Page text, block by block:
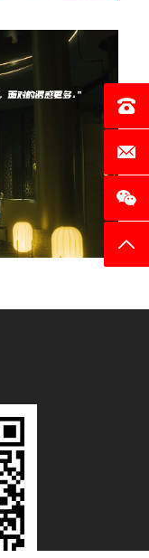
电话
邮箱
返回